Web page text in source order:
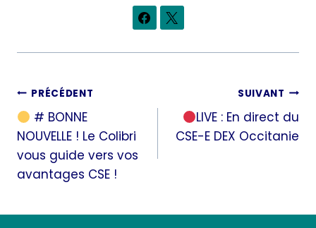
Navigation
de
l’article
PRÉCÉDENT
# BONNE
NOUVELLE ! Le Colibri
vous guide vers vos
avantages CSE !
SUIVANT
LIVE : En direct du
CSE-E DEX Occitanie